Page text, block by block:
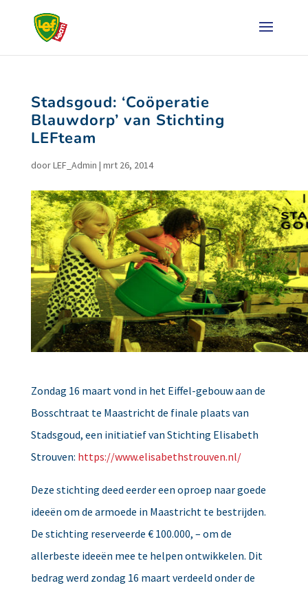
Stadsgoud: ‘Coöperatie
Blauwdorp’ van Stichting
LEFteam
doorLEF_Admin | mrt 26, 2014
Zondag 16 maart vond in het Eiffel-gebouw aan de
Bosschtraat te Maastricht de finale plaats van
Stadsgoud, een initiatief van Stichting Elisabeth
Strouven: https://www.elisabethstrouven.nl/
Deze stichting deed eerder een oproep naar goede
ideeën om de armoede in Maastricht te bestrijden.
De stichting reserveerde € 100.000, – om de
allerbeste ideeën mee te helpen ontwikkelen. Dit
bedrag werd zondag 16 maart verdeeld onder de